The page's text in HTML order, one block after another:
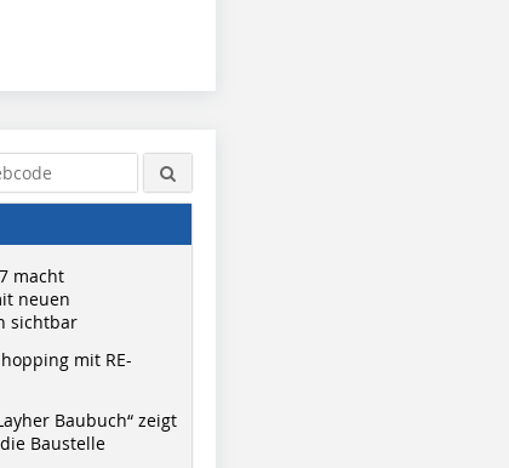
macht
neuen
sichtbar
mit RE-
Baubuch“ zeigt
Baustelle